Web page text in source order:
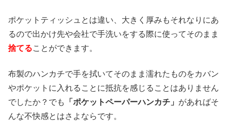
ポケットティッシュとは違い、大きく厚みもそれなりにあ
るので出かけ先や会社で手洗いをする際に使ってそのまま
捨てることができます。
布製のハンカチで手を拭いてそのまま濡れたものをカバン
やポケットに入れることに抵抗を感じることはありません
でしたか？でも
「ポケットペーパーハンカチ」 があればそ
んな不快感とはさよならです。